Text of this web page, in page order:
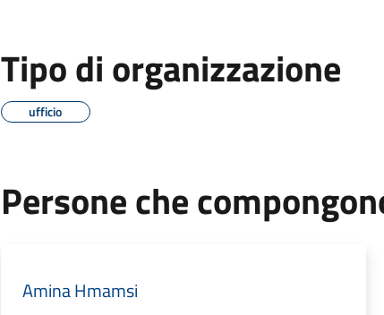
Tipo di organizzazione
ufficio
Persone che
Amina Hmamsi